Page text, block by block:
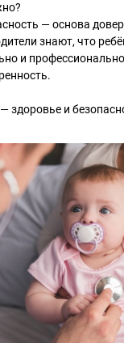
— основа
знают, что
и
здоровье и